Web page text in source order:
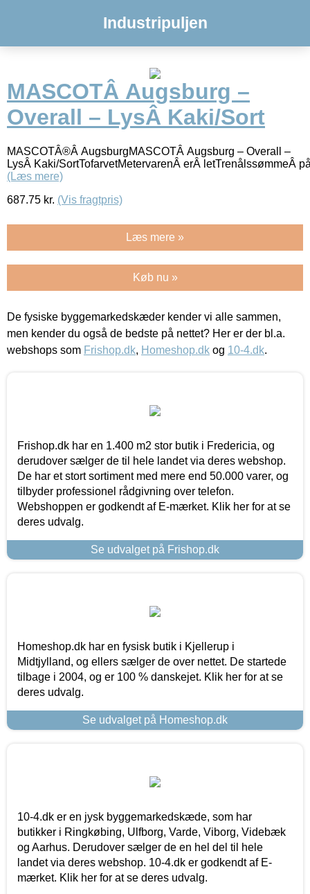
Industripuljen
MASCOTÂ Augsburg –
Overall – LysÂ Kaki/Sort
MASCOTÂ®Â AugsburgMASCOTÂ Augsburg – Overall –
LysÂ Kaki/SortTofarvetMetervarenÂ erÂ
(Læs mere)
687.75 kr. (Vis fragtpris)
Læs mere »
Køb nu »
De fysiske byggemarkedskæder kender vi alle sammen,
men kender du også de bedste på nettet? Her er der bl.a.
webshops som Frishop.dk, Homeshop.dk og 10-4.dk.
Frishop.dk har en 1.400 m2 stor butik i Fredericia, og
derudover sælger de til hele landet via deres webshop.
De har et stort sortiment med mere end 50.000 varer, og
tilbyder professionel rådgivning over telefon.
Webshoppen er godkendt af E-mærket. Klik her for at se
deres udvalg.
Se udvalget på Frishop.dk
Homeshop.dk har en fysisk butik i Kjellerup i
Midtjylland, og ellers sælger de over nettet. De startede
tilbage i 2004, og er 100 % danskejet. Klik her for at se
deres udvalg.
Se udvalget på Homeshop.dk
10-4.dk er en jysk byggemarkedskæde, som har
butikker i Ringkøbing, Ulfborg, Varde, Viborg, Videbæk
og Aarhus. Derudover sælger de en hel del til hele
landet via deres webshop. 10-4.dk er godkendt af E-
mærket. Klik her for at se deres udvalg.